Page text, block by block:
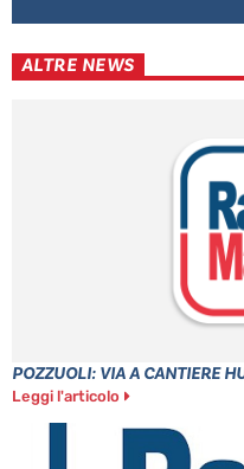
ALTRE NEWS
POZZUOLI: VIA A CANTIERE
Leggi l'articolo